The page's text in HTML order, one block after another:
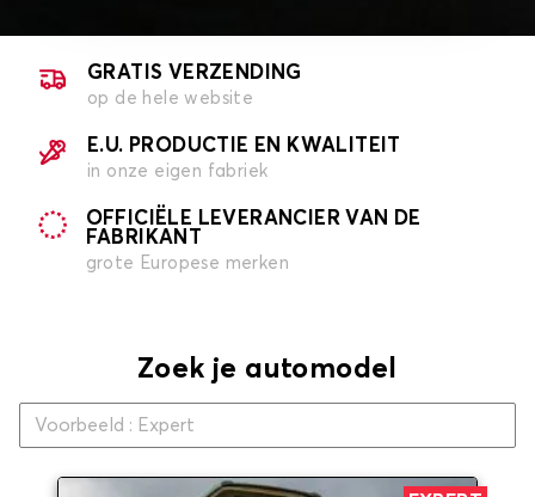
GRATIS VERZENDING
op de hele website
E.U. PRODUCTIE EN KWALITEIT
in onze eigen fabriek
OFFICIËLE LEVERANCIER VAN DE
FABRIKANT
grote Europese merken
Zoek je automodel